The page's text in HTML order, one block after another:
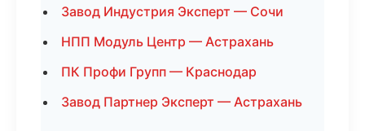
Завод Индустрия Эксперт — Сочи
НПП Модуль Центр — Астрахань
ПК Профи Групп — Краснодар
Завод Партнер Эксперт — Астрахань